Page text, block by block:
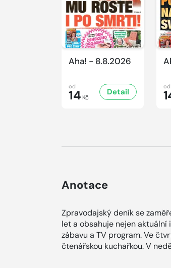
Aha! - 8.8.2026
od
14 Kč
Detail
od
Anotace
Zpravodajský deník se
let a obsahuje nejen
zábavu a TV program. Ve
čtenářskou kuchařkou. V